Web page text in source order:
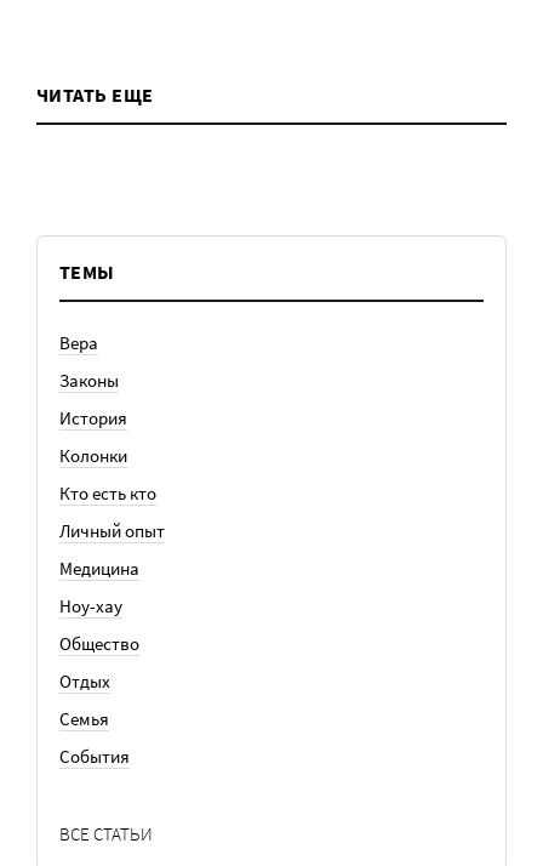
ЧИТАТЬ ЕЩЕ
ТЕМЫ
Вера
Законы
История
Колонки
Кто есть кто
Личный опыт
Медицина
Ноу-хау
Общество
Отдых
Семья
События
ВСЕ СТАТЬИ